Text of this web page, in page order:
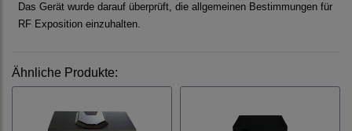
Das Gerät wurde darauf überprüft, die allgemeinen Bestimmungen für
RF Exposition einzuhalten.
Ähnliche Produkte: